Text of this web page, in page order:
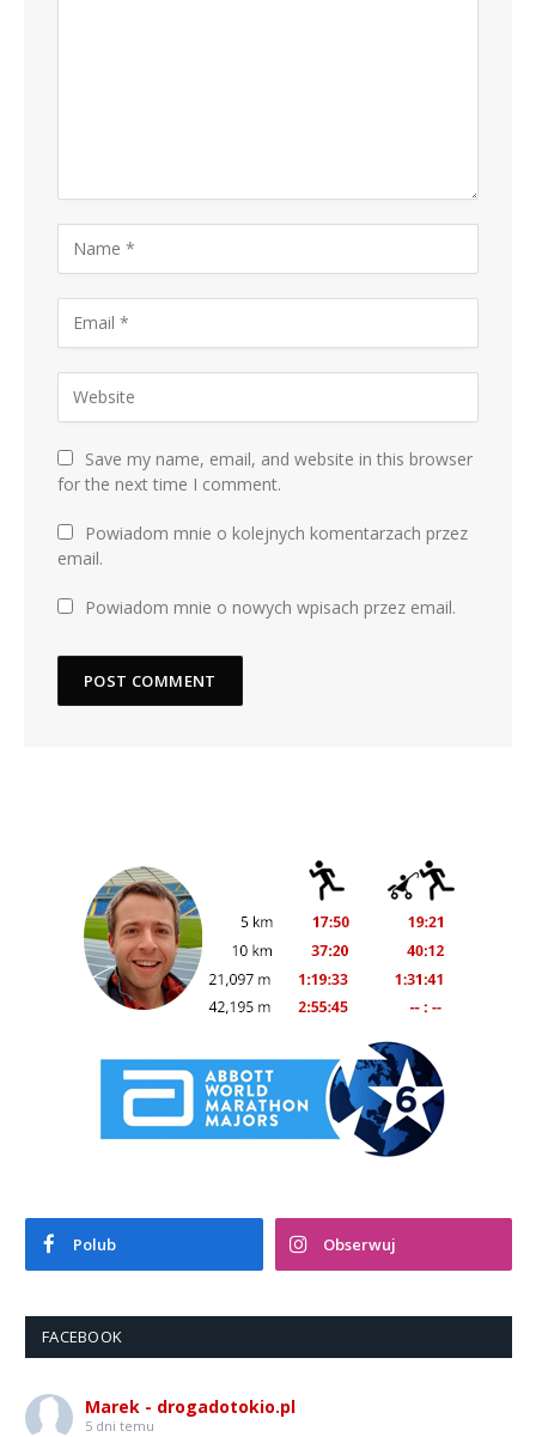
Save my name, email, and website in this browser
for the next time I comment.
Powiadom mnie o kolejnych komentarzach przez
email.
Powiadom mnie o nowych wpisach przez email.
Polub Obserwuj
FACEBOOK
Marek - drogadotokio.pl
5 dni temu